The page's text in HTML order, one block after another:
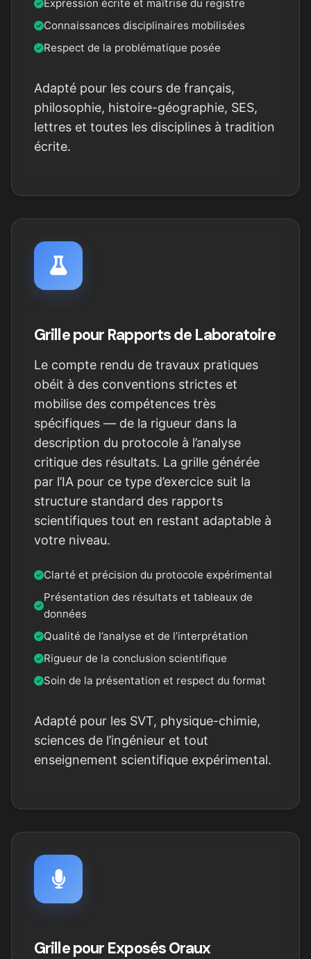
Expression écrite et maîtrise du registre
Connaissances disciplinaires mobilisées
Respect de la problématique posée
Adapté pour les cours de français,
philosophie, histoire-géographie, SES,
lettres et toutes les disciplines à tradition
écrite.
Grille pour Rapports de Laboratoire
Le compte rendu de travaux pratiques
obéit à des conventions strictes et
mobilise des compétences très
spécifiques — de la rigueur dans la
description du protocole à l’analyse
critique des résultats. La grille générée
par l’IA pour ce type d’exercice suit la
structure standard des rapports
scientifiques tout en restant adaptable à
votre niveau.
Clarté et précision du protocole expérimental
Présentation des résultats et tableaux de
données
Qualité de l’analyse et de l’interprétation
Rigueur de la conclusion scientifique
Soin de la présentation et respect du format
Adapté pour les SVT, physique-chimie,
sciences de l’ingénieur et tout
enseignement scientifique expérimental.
Grille pour Exposés Oraux